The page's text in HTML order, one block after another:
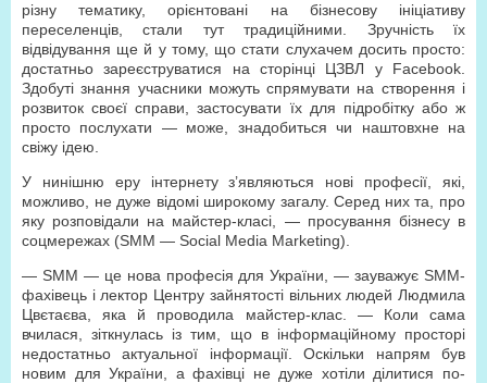
різну тематику, орієнтовані на бізнесову ініціативу
переселенців, стали тут традиційними. Зручність їх
відвідування ще й у тому, що стати слухачем досить просто:
достатньо зареєструватися на сторінці ЦЗВЛ у Facebook.
Здобуті знання учасники можуть спрямувати на створення і
розвиток своєї справи, застосувати їх для підробітку або ж
просто послухати — може, знадобиться чи наштовхне на
свіжу ідею.
У нинішню еру інтернету з’являються нові професії, які,
можливо, не дуже відомі широкому загалу. Серед них та, про
яку розповідали на майстер-класі, — просування бізнесу в
соцмережах (SMM — Social Media Marketing).
— SMM — це нова професія для України, — зауважує SММ-
фахівець і лектор Центру зайнятості вільних людей Людмила
Цвєтаєва, яка й проводила майстер-клас. — Коли сама
вчилася, зіткнулась із тим, що в інформаційному просторі
недостатньо актуальної інформації. Оскільки напрям був
новим для України, а фахівці не дуже хотіли ділитися по-